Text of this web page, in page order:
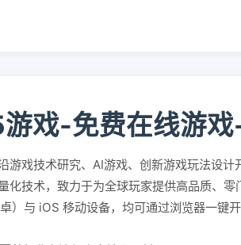
戏-免费在线游
游戏技术研究、AI游戏、创新游戏玩法设
化技术，致力于为全球玩家提供高品质、
与 iOS 移动设备，均可通过浏览器一键开